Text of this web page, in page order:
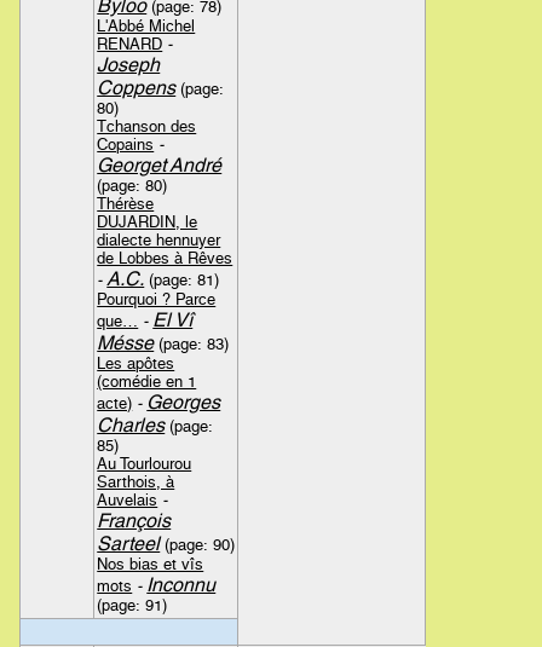
Byloo(page: 78)
L'Abbé Michel
RENARD -
Joseph
Coppens(page:
80)
Tchanson des
Copains -
Georget André
(page: 80)
Thérèse
DUJARDIN, le
dialecte hennuyer
de Lobbes à Rêves
- A.C. (page: 81)
Pourquoi ? Parce
que…
- El Vî
Mésse(page: 83)
Les apôtes
(comédie en 1
acte) - Georges
Charles(page:
85)
Au Tourlourou
Sarthois, à
Auvelais -
François
Sarteel(page: 90)
Nos bias et vîs
mots - Inconnu
(page: 91)